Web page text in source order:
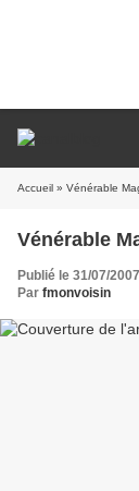
Accueil » Vénérable
Vénérable
Publié le 31/07/
Par fmonvoisin